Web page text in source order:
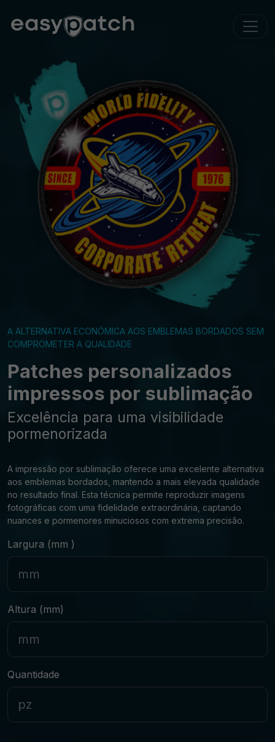
A ALTERNATIVA ECONÓMICA AOS EMBLEMAS BORDADOS SEM
COMPROMETER A QUALIDADE
Patches personalizados
impressos por sublimação
Excelência para uma visibilidade
pormenorizada
A impressão por sublimação oferece uma excelente alternativa
aos emblemas bordados, mantendo a mais elevada qualidade
no resultado final. Esta técnica permite reproduzir imagens
fotográficas com uma fidelidade extraordinária, captando
nuances e pormenores minuciosos com extrema precisão.
Largura (mm )
Altura (mm)
Quantidade